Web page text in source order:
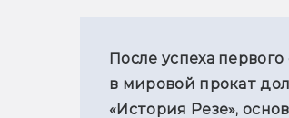
После успеха
в мировой прокат
«История Резе»,